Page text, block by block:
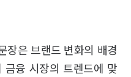
장은 브랜드 변화의 배경
융 시장의 트렌드에 맞